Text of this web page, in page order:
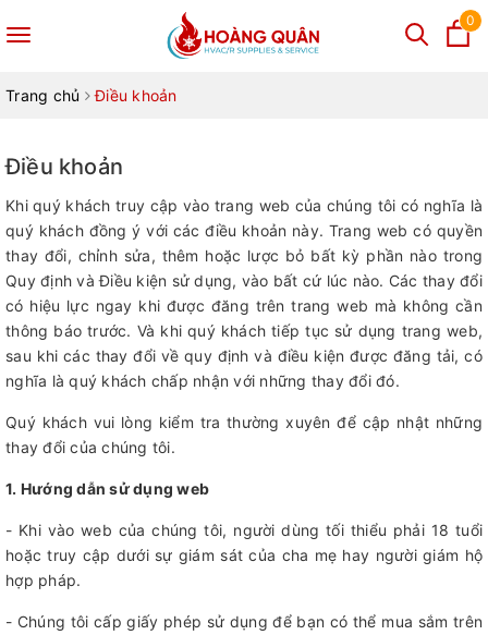
Toggle
0
Trang chủ Điều khoản
Điều khoản
Khi quý khách truy cập vào trang web của chúng tôi có nghĩa là
quý khách đồng ý với các điều khoản này. Trang web có quyền
thay đổi, chỉnh sửa, thêm hoặc lược bỏ bất kỳ phần nào trong
Quy định và Điều kiện sử dụng, vào bất cứ lúc nào. Các thay đổi
có hiệu lực ngay khi được đăng trên trang web mà không cần
thông báo trước. Và khi quý khách tiếp tục sử dụng trang web,
sau khi các thay đổi về quy định và điều kiện được đăng tải, có
nghĩa là quý khách chấp nhận với những thay đổi đó.
Quý khách vui lòng kiểm tra thường xuyên để cập nhật những
thay đổi của chúng tôi.
1. Hướng dẫn sử dụng web
- Khi vào web của chúng tôi, người dùng tối thiểu phải 18 tuổi
hoặc truy cập dưới sự giám sát của cha mẹ hay người giám hộ
hợp pháp.
- Chúng tôi cấp giấy phép sử dụng để bạn có thể mua sắm trên